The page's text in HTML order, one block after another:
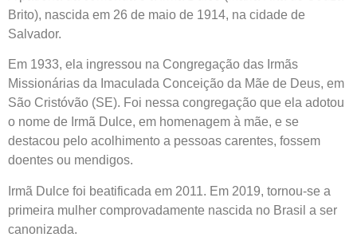
Brito), nascida em 26 de maio de 1914, na cidade de
Salvador.
Em 1933, ela ingressou na Congregação das Irmãs
Missionárias da Imaculada Conceição da Mãe de Deus, em
São Cristóvão (SE). Foi nessa congregação que ela adotou
o nome de Irmã Dulce, em homenagem à mãe, e se
destacou pelo acolhimento a pessoas carentes, fossem
doentes ou mendigos.
Irmã Dulce foi beatificada em 2011. Em 2019, tornou-se a
primeira mulher comprovadamente nascida no Brasil a ser
canonizada.